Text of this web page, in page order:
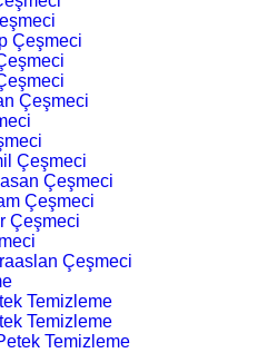
Çeşmeci
Çeşmeci
Çeşmeci
Çeşmeci
Çeşmeci
Çeşmeci
Çeşmeci
Temizleme
Temizleme
Temizleme